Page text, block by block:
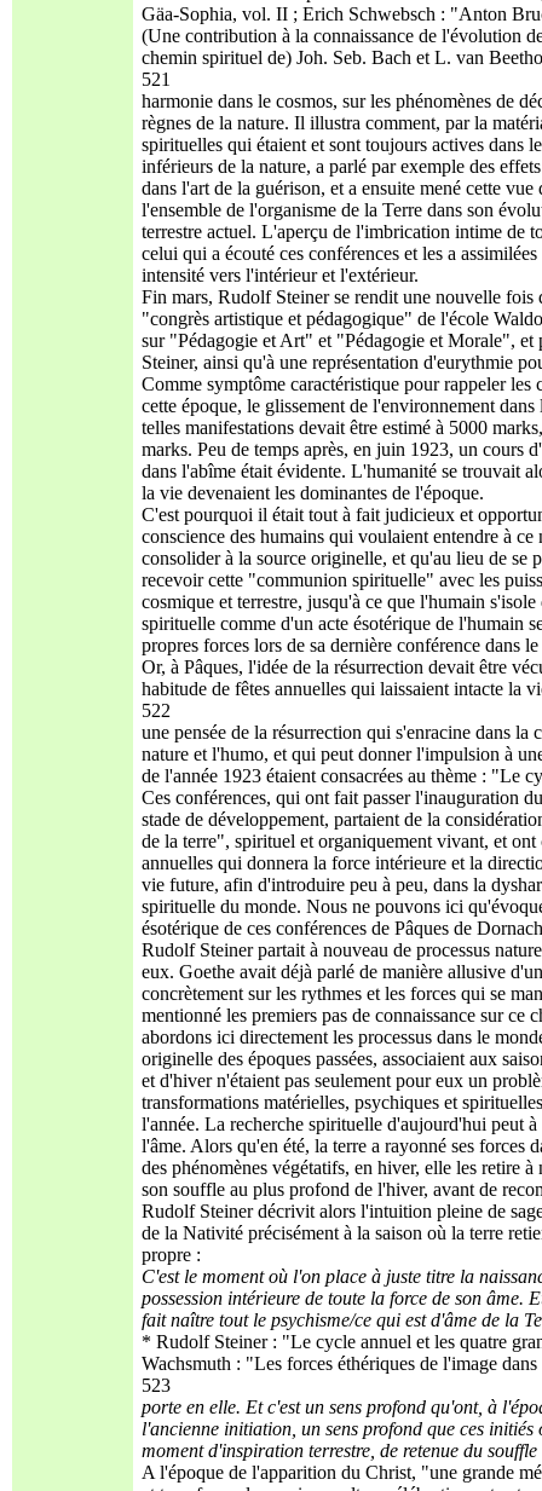
Gäa-Sophia, vol. II ; Erich Schwebsch : "Anton
(Une contribution à la connaissance de l'évolution
chemin spirituel de) Joh. Seb. Bach et L. van
521
harmonie dans le cosmos, sur les phénomènes de
règnes de la nature. Il illustra comment, par la
spirituelles qui étaient et sont toujours actives dans
inférieurs de la nature, a parlé par exemple des
dans l'art de la guérison, et a ensuite mené cette
l'ensemble de l'organisme de la Terre dans son
terrestre actuel. L'aperçu de l'imbrication intime de
celui qui a écouté ces conférences et les a
intensité vers l'intérieur et l'extérieur.
Fin mars, Rudolf Steiner se rendit une nouvelle
"congrès artistique et pédagogique" de l'école
sur "Pédagogie et Art" et "Pédagogie et Morale",
Steiner, ainsi qu'à une représentation d'eurythmie
Comme symptôme caractéristique pour rappeler
cette époque, le glissement de l'environnement
telles manifestations devait être estimé à 5000
marks. Peu de temps après, en juin 1923, un cours
dans l'abîme était évidente. L'humanité se trouvait
la vie devenaient les dominantes de l'époque.
C'est pourquoi il était tout à fait judicieux et
conscience des humains qui voulaient entendre à
consolider à la source originelle, et qu'au lieu de se
recevoir cette "communion spirituelle" avec les
cosmique et terrestre, jusqu'à ce que l'humain
spirituelle comme d'un acte ésotérique de l'humain
propres forces lors de sa dernière conférence dans
Or, à Pâques, l'idée de la résurrection devait être
habitude de fêtes annuelles qui laissaient intacte la
522
une pensée de la résurrection qui s'enracine dans
nature et l'humo, et qui peut donner l'impulsion à
de l'année 1923 étaient consacrées au thème : "Le
Ces conférences, qui ont fait passer l'inauguration
stade de développement, partaient de la
de la terre", spirituel et organiquement vivant, et
annuelles qui donnera la force intérieure et la
vie future, afin d'introduire peu à peu, dans la
spirituelle du monde. Nous ne pouvons ici
ésotérique de ces conférences de Pâques de
Rudolf Steiner partait à nouveau de processus
eux. Goethe avait déjà parlé de manière allusive
concrètement sur les rythmes et les forces qui se
mentionné les premiers pas de connaissance sur
abordons ici directement les processus dans le
originelle des époques passées, associaient aux
et d'hiver n'étaient pas seulement pour eux un
transformations matérielles, psychiques et
l'année. La recherche spirituelle d'aujourd'hui peut
l'âme. Alors qu'en été, la terre a rayonné ses forces
des phénomènes végétatifs, en hiver, elle les retire
son souffle au plus profond de l'hiver, avant de
Rudolf Steiner décrivit alors l'intuition pleine de
de la Nativité précisément à la saison où la terre
propre :
C'est le moment où l'on place à juste titre la
possession intérieure de toute la force de son âme.
fait naître tout le psychisme/ce qui est d'âme de la
* Rudolf Steiner : "Le cycle annuel et les quatre
Wachsmuth : "Les forces éthériques de l'image
523
porte en elle. Et c'est un sens profond qu'ont, à
l'ancienne initiation, un sens profond que ces
moment d'inspiration terrestre, de retenue du
A l'époque de l'apparition du Christ, "une grande